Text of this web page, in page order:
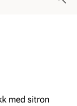
med sitron